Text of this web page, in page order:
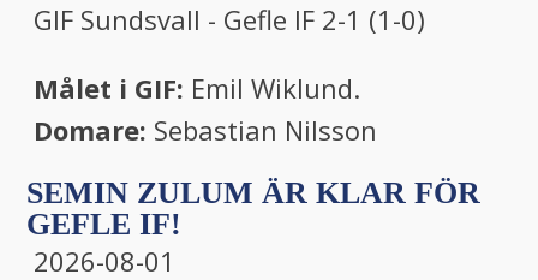
GIF Sundsvall - Gefle IF 2-1 (1-0)
Målet i GIF: Emil Wiklund.
Domare: Sebastian Nilsson
SEMIN ZULUM ÄR KLAR FÖR
GEFLE IF!
2026-08-01